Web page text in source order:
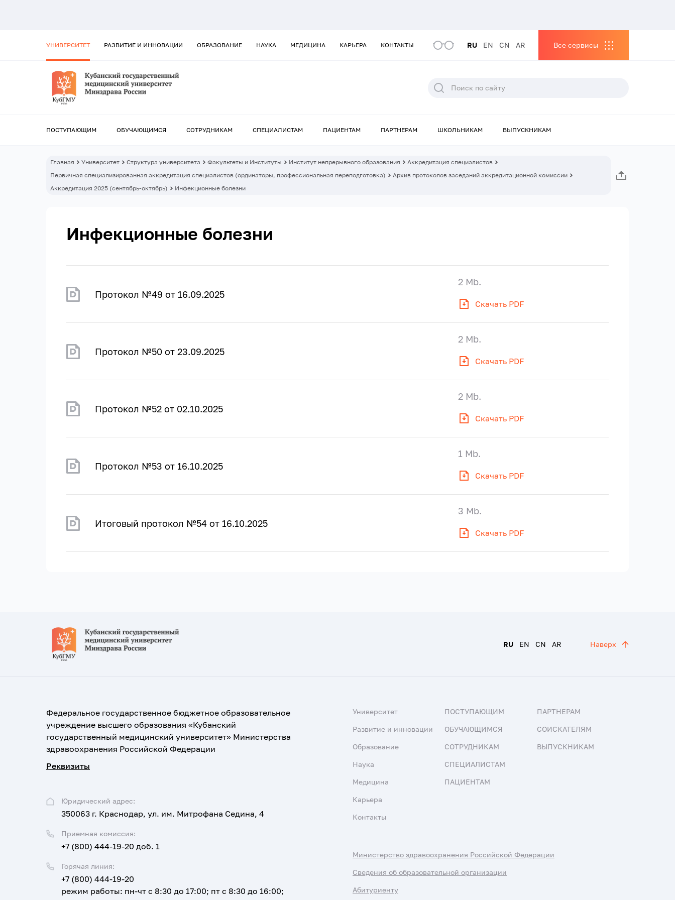
УНИВЕРСИТЕТ РАЗВИТИЕ И ИННОВАЦИИ ОБРАЗОВАНИЕ НАУКА МЕДИЦИНА КАРЬЕРА КОНТАКТЫ RU EN CN AR Все сервисы
ПОСТУПАЮЩИМ ОБУЧАЮЩИМСЯ СОТРУДНИКАМ СПЕЦИАЛИСТАМ ПАЦИЕНТАМ ПАРТНЕРАМ ШКОЛЬНИКАМ ВЫПУСКНИКАМ
Главная Университет Структура университета Факультеты и Институты Институт непрерывного образования
Аккредитация специалистов
Первичная специализированная аккредитация специалистов (ординаторы, профессиональная переподготовка)
Архив протоколов заседаний аккредитационной комиссии
Аккредитация 2025 (сентябрь-октябрь)
Инфекционные болезни
Инфекционные болезни
Протокол №49 от 16.09.2025
Скачать PDF
2 Mb.
Протокол №50 от 23.09.2025
Скачать PDF
2 Mb.
Протокол №52 от 02.10.2025
Скачать PDF
2 Mb.
Протокол №53 от 16.10.2025
Скачать PDF
1 Mb.
Итоговый протокол №54 от 16.10.2025
Скачать PDF
3 Mb.
RU EN CN AR Наверх
Федеральное государственное бюджетное образовательное
учреждение высшего образования «Кубанский
государственный медицинский университет» Министерства
здравоохранения Российской Федерации
Реквизиты
Юридический адрес:
350063 г. Краснодар, ул. им. Митрофана Седина, 4
Приемная комиссия:
+7 (800) 444-19-20 доб. 1
Горячая линия:
+7 (800) 444-19-20
режим работы: пн-чт с 8:30 до 17:00; пт с 8:30 до 16:00;
Университет
Развитие и инновации
Образование
Наука
Медицина
Карьера
Контакты
ПОСТУПАЮЩИМ
ОБУЧАЮЩИМСЯ
СОТРУДНИКАМ
СПЕЦИАЛИСТАМ
ПАЦИЕНТАМ
ПАРТНЕРАМ
СОИСКАТЕЛЯМ
ВЫПУСКНИКАМ
Министерство здравоохранения Российской Федерации
Сведения об образовательной организации
Абитуриенту